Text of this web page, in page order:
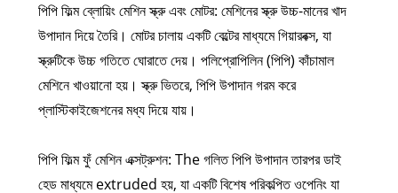
পিপি ফিল্ম ব্লোয়িং মেশিন স্ক্রু এবং মোটর: মেশিনের স্ক্রু উচ্চ-মানের খাদ
উপাদান দিয়ে তৈরি। মোটর চালায় একটি বেল্টের মাধ্যমে গিয়ারবক্স, যা
স্ক্রুটিকে উচ্চ গতিতে ঘোরাতে দেয়। পলিপ্রোপিলিন (পিপি) কাঁচামাল
মেশিনে খাওয়ানো হয়। স্ক্রু ভিতরে, পিপি উপাদান গরম করে
প্লাস্টিকাইজেশনের মধ্য দিয়ে যায়।
পিপি ফিল্ম ফুঁ মেশিন এক্সট্রুশন: The গলিত পিপি উপাদান তারপর ডাই
হেড মাধ্যমে extruded হয়, যা একটি বিশেষ পরিকল্পিত ওপেনিং যা